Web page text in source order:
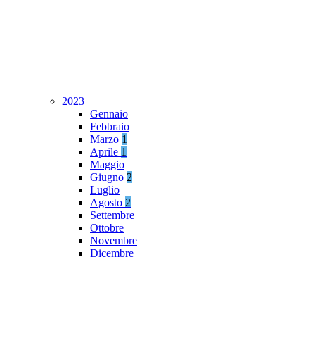
2023
Gennaio
Febbraio
Marzo 1
Aprile 1
Maggio
Giugno 2
Luglio
Agosto 2
Settembre
Ottobre
Novembre
Dicembre